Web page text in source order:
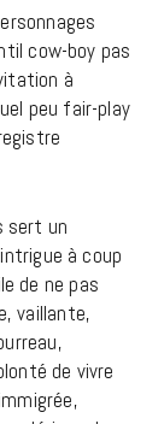
cow-boy pas
à
peu fair-play
sert un
à coup
de ne pas
vaillante,
de vivre